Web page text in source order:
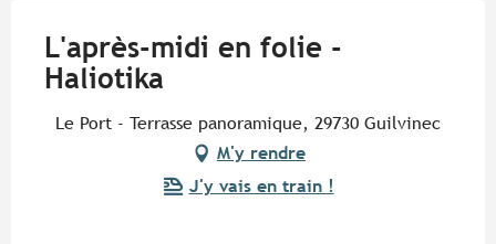
L'après-midi en folie -
Haliotika
Le Port - Terrasse panoramique, 29730 Guilvinec
M'y rendre
J'y vais en train !